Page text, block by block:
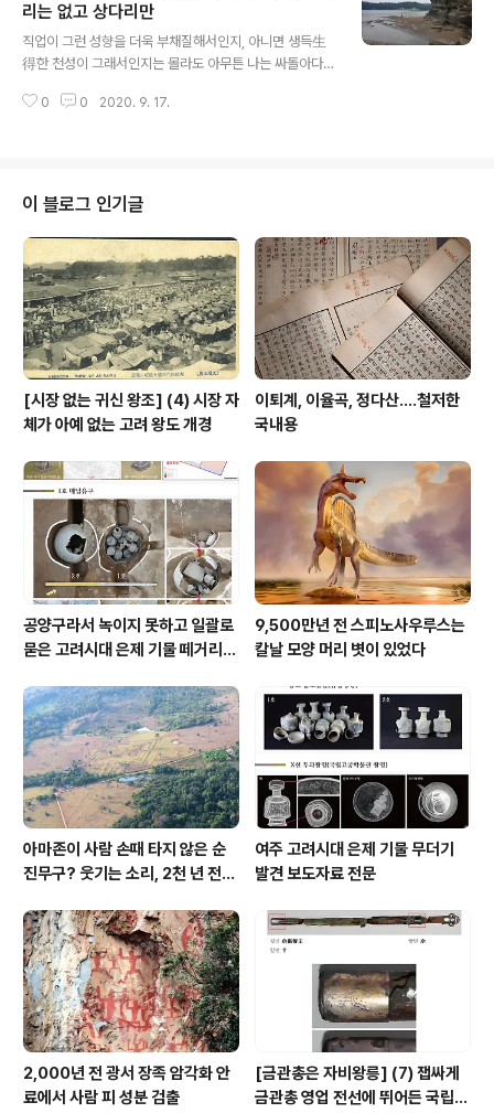
위한 파천황 방불하는 묘수 같은 아이디어는 뭐가 있을까
라는 심적 압박은 시종 간직하면서 멍하니 차를 몰아가는
데, 느닷없이 꼬부랑 고갯길을 달리기 시작하는지라, 같은
고성인데 별의별것이 다 있다는 무념무상에 빠져들기도 했
다. 고갯길 정상에 다다라 막 내리막길을 시작할 무렵, 전면
리는 없고 상다리만
직업이 그런 성향을 더욱 부채질해서인지, 아니면 생득生
得한 천성이 그래서인지는 몰라도 아무튼 나는 싸돌아다기
도 과언이 아닐 정도지만 이상하게도 남해를 낀 이곳 경남
즈음해, 그래도 현지 한 바퀴 대략이라고 훑어보지 않고서
는 자존심이 용납지 아니하는 데다(실은 그렇게라도 하지
않으면 도저히 할 말이 없기 때문이다.), 마침 원고를 제출
하라는 독촉이 주최 측에서 빗발치기 시작해 기어이 어느
날을 잡아서는 현지답사를 감행했더랬다. 텅 비우고서, 다
시 말해 이 고장에 대해서는 부러 그 ..
0 0 2020. 9. 17.
이 블로그 인기글
[시장 없는 귀신 왕조] (4) 시장 자
체가 아예 없는 고려 왕도 개경
이퇴계, 이율곡, 정다산....철저한
국내용
공양구라서 녹이지 못하고 일괄로
묻은 고려시대 은제 기물 떼거리로
9,500만년 전 스피노사우루스는
칼날 모양 머리 볏이 있었다
아마존이 사람 손때 타지 않은 순
진무구? 웃기는 소리, 2천 년 전에
여주 고려시대 은제 기물 무더기
발견 보도자료 전문
2,000년 전 광서 장족 암각화 안
료에서 사람 피 성분 검출
[금관총은 자비왕릉] (7) 잽싸게
금관총 영업 전선에 뛰어든 국립박